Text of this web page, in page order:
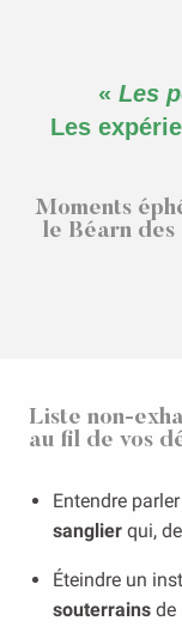
« Les
Les
Moments
le Béarn des
Liste non-
au fil de vos
Entendre
sanglier qui,
Éteindre un
souterrains de